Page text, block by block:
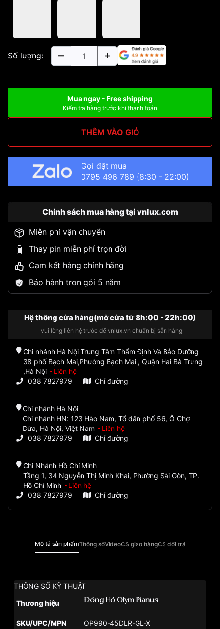
Số lượng:
Mua ngay - Free shipping
Kiểm tra hàng trước khi thanh toán
THÊM VÀO GIỎ
Gọi đặt mua
0795 496 789 (8:30 - 22:00)
Chính sách mua hàng tại vnlux.com
Miễn phí vận chuyển
Thay pin miễn phí trọn đời
Cam kết hàng chính hãng
Bảo hành trọn gói 5 năm
Hệ thống cửa hàng(mở cửa từ 8h:00 - 22h:00)
vui lòng liên hệ trước để vnlux.vn chuẩn bị sẵn hàng
Chi nhánh Hà Nội Trung Tâm Thẩm Định Và Bảo Dưỡng
38 phố Bạch Mai,Phường Bạch Mai , Quận Hai Bà Trưng
,Hà Nội
Liên hệ
038 7827979
Chỉ đường
Chi nhánh Hà Nội
Chi nhánh HN: 123 Hào Nam, Tổ dân phố 56, Ô Chợ
Dừa, Hà Nội, Việt Nam
Liên hệ
038 7827979
Chỉ đường
Chi Nhánh Hồ Chí Minh
Tầng 1, 34 Nguyễn Thị Minh Khai, Phường Sài Gòn, TP.
Hồ Chí Minh
Liên hệ
038 7827979
Chỉ đường
Mô tả sản phẩmThông sốVideoCS giao hàngCS đổi trả
THÔNG SỐ KỸ THUẬT
Thương hiệu Đồng Hồ Olym Pianus
SKU/UPC/MPN OP990-45DLR-GL-X